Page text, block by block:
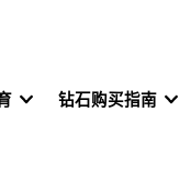
钻石购买指南